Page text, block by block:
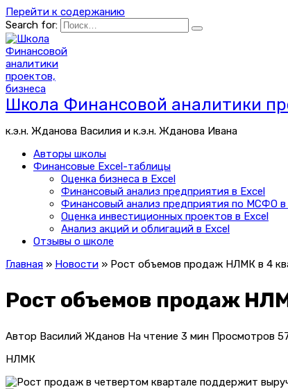
Перейти к содержанию
Search for:
Школа Финансовой аналитики
к.э.н. Жданова Василия и к.э.н. Жданова Ивана
Авторы школы
Финансовые Excel-таблицы
Оценка бизнеса в Excel
Финансовый анализ предприятия в Excel
Финансовый анализ предприятия по МСФО в
Оценка инвестиционных проектов в Excel
Анализ акций и облигаций в Excel
Отзывы о школе
Главная » Новости » Рост объемов продаж НЛМК в 4
Рост объемов продаж
Автор Василий Жданов На чтение 3 мин Просмотров
НЛМК